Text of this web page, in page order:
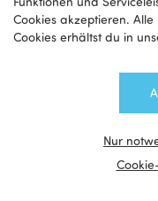
Cookies akzeptieren.
Cookies erhältst du in
Nur